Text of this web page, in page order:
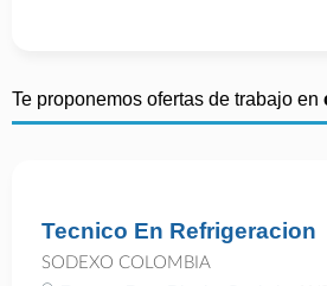
Te proponemos ofertas de trabajo en
Tecnico En Refrigeracion
SODEXO COLOMBIA